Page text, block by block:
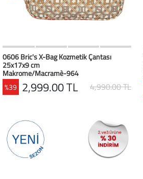
HIZLI BAK Favorilerim
0606 Bric's X-Bag Kozmetik Çantası
25x17x9 cm
Makrome/Macramè-964
%39 2,999.00 TL 4,990.00 TL